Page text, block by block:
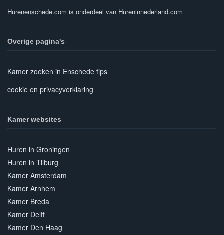
Hurenenschede.com is onderdeel van Hureninnederland.com
Overige pagina's
Kamer zoeken in Enschede tips
cookie en privacyverklaring
Kamer websites
Huren in Groningen
Huren in Tilburg
Kamer Amsterdam
Kamer Arnhem
Kamer Breda
Kamer Delft
Kamer Den Haag